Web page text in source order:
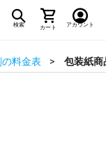
検索 カート アカウント
料金表 包装紙商